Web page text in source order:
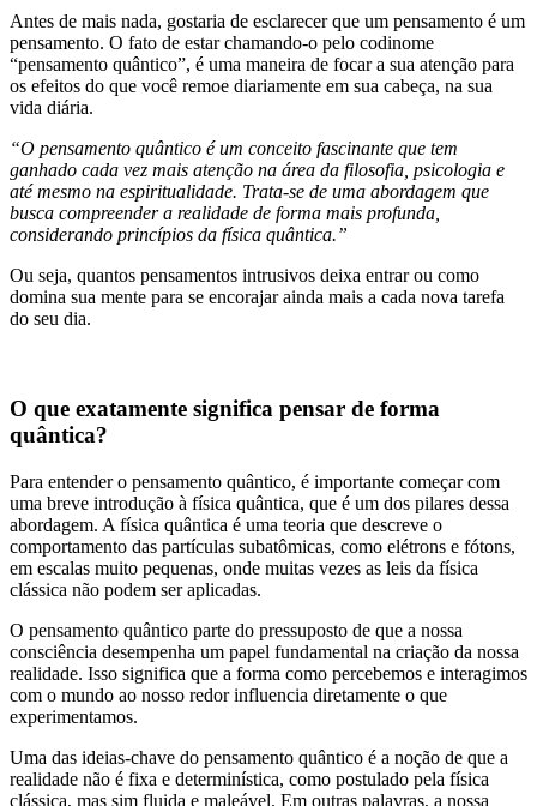
Antes de mais nada, gostaria de esclarecer que um pensamento é um
pensamento. O fato de estar chamando-o pelo codinome
“pensamento quântico”, é uma maneira de focar a sua atenção para
os efeitos do que você remoe diariamente em sua cabeça, na sua
vida diária.
“O pensamento quântico é um conceito fascinante que tem
ganhado cada vez mais atenção na área da filosofia, psicologia e
até mesmo na espiritualidade. Trata-se de uma abordagem que
busca compreender a realidade de forma mais profunda,
considerando princípios da física quântica.”
Ou seja, quantos pensamentos intrusivos deixa entrar ou como
domina sua mente para se encorajar ainda mais a cada nova tarefa
do seu dia.
O que exatamente significa pensar de forma
quântica?
Para entender o pensamento quântico, é importante começar com
uma breve introdução à física quântica, que é um dos pilares dessa
abordagem. A física quântica é uma teoria que descreve o
comportamento das partículas subatômicas, como elétrons e fótons,
em escalas muito pequenas, onde muitas vezes as leis da física
clássica não podem ser aplicadas.
O pensamento quântico parte do pressuposto de que a nossa
consciência desempenha um papel fundamental na criação da nossa
realidade. Isso significa que a forma como percebemos e interagimos
com o mundo ao nosso redor influencia diretamente o que
experimentamos.
Uma das ideias-chave do pensamento quântico é a noção de que a
realidade não é fixa e determinística, como postulado pela física
clássica, mas sim fluida e maleável. Em outras palavras, a nossa